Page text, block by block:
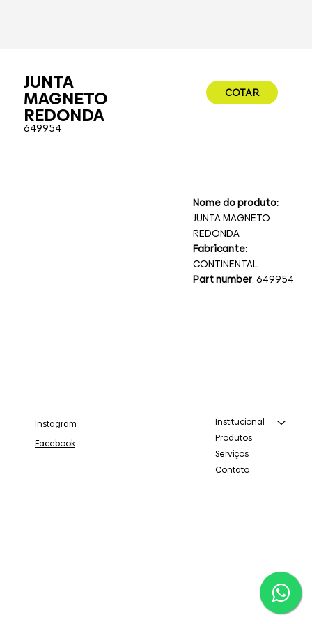
JUNTA
MAGNETO
REDONDA
649954
COTAR
Nome do produto:
JUNTA MAGNETO
REDONDA
Fabricante:
CONTINENTAL
Part number: 649954
Institucional
Produtos
Serviços
Contato
Instagram
Facebook